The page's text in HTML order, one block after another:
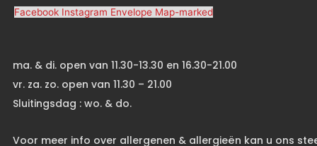
Facebook Instagram Envelope Map-marked
ma. & di. open van 11.30-13.30 en 16.30-21.00
vr. za. zo. open van 11.30 – 21.00
Sluitingsdag : wo. & do.
Voor meer info over allergenen & allergieën kan u ons